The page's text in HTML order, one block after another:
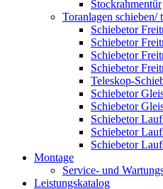
Stockrahmentür
Toranlagen schieben/
Schiebetor
Schiebetor
Schiebetor
Schiebetor
Teleskop-
Schiebetor
Schiebetor
Schiebetor
Schiebetor
Schiebetor
Montage
Service- und
Leistungskatalog